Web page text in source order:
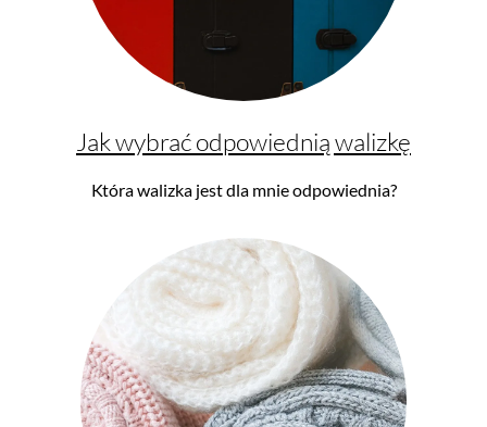
Jak wybrać odpowiednią walizkę
Która walizka jest dla mnie odpowiednia?